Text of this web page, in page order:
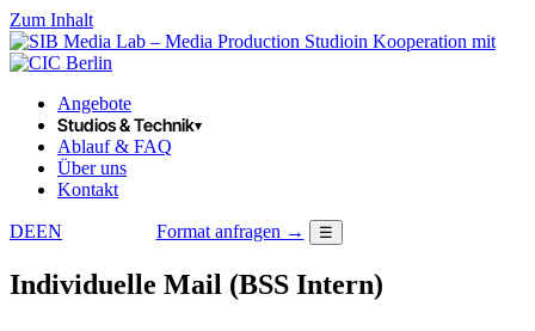
Zum Inhalt
in Kooperation mit
Angebote
Studios & Technik▾
Ablauf & FAQ
Über uns
Kontakt
DEEN Format anfragen → ☰
Individuelle Mail (BSS Intern)